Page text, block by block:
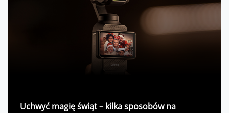
Uchwyć magię świąt – kilka sposobów na